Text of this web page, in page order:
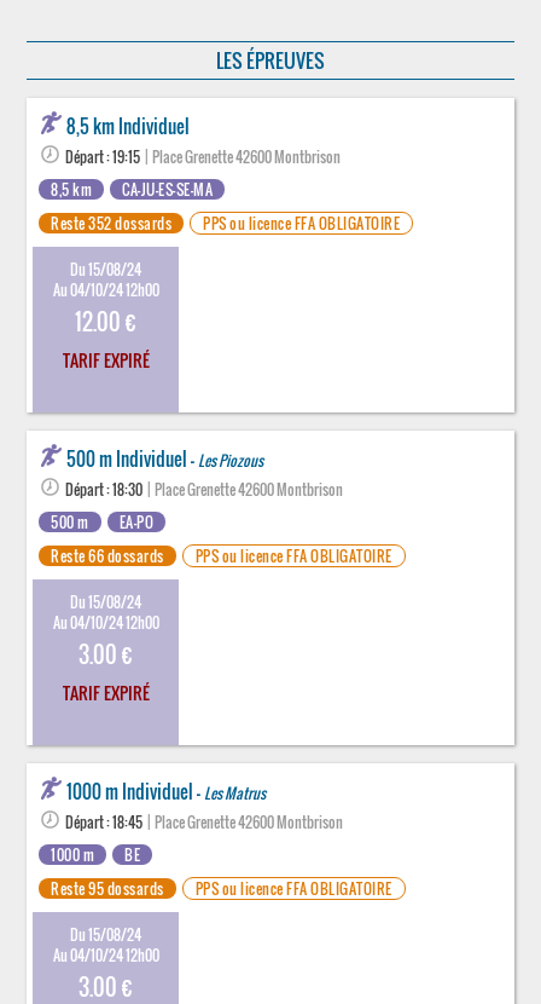
LES ÉPREUVES
8,5 km Individuel
Départ : 19:15 | Place Grenette 42600 Montbrison
8,5 km
CA-JU-ES-SE-MA
Reste 352 dossards
PPS ou licence FFA OBLIGATOIRE
Du 15/08/24
Au 04/10/24 12h00
12.00 €
TARIF EXPIRÉ
500 m Individuel - Les Piozous
Départ : 18:30 | Place Grenette 42600 Montbrison
500 m
EA-PO
Reste 66 dossards
PPS ou licence FFA OBLIGATOIRE
Du 15/08/24
Au 04/10/24 12h00
3.00 €
TARIF EXPIRÉ
1000 m Individuel - Les Matrus
Départ : 18:45 | Place Grenette 42600 Montbrison
1000 m
BE
Reste 95 dossards
PPS ou licence FFA OBLIGATOIRE
Du 15/08/24
Au 04/10/24 12h00
3.00 €